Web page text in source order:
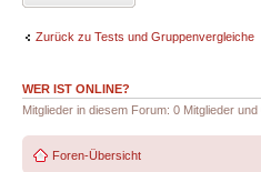
Zurück zu Tests und Gruppenvergleiche
WER IST ONLINE?
Mitglieder in diesem Forum: 0 Mitglieder
Foren-Übersicht